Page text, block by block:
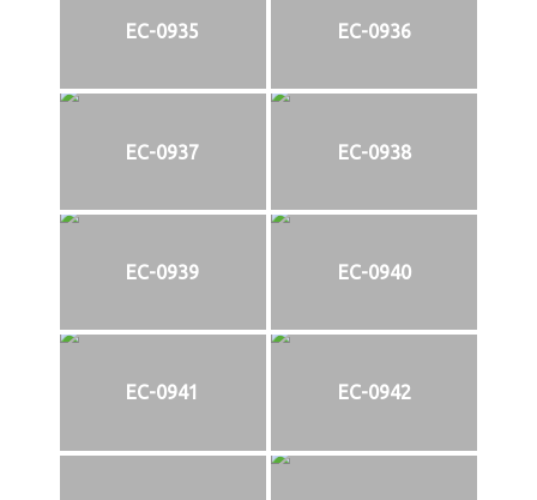
EC-0935 EC-0936
EC-0937 EC-0938
EC-0939 EC-0940
EC-0941 EC-0942